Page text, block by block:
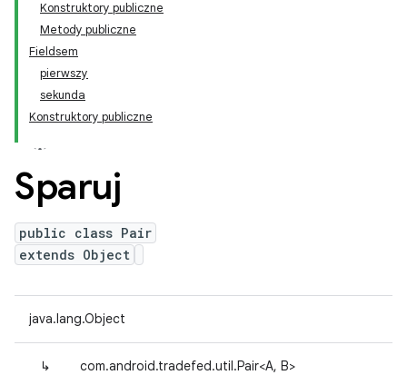
Konstruktory publiczne
Metody publiczne
Fieldsem
pierwszy
sekunda
Konstruktory publiczne
Sparuj
public class Pair
extends Object
java.lang.Object
↳ com.android.tradefed.util.Pair<A, B>